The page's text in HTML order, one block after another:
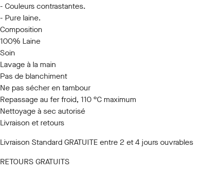
- Couleurs contrastantes.
- Pure laine.
Composition
100% Laine
Soin
Lavage à la main
Pas de blanchiment
Ne pas sécher en tambour
Repassage au fer froid, 110 °C maximum
Nettoyage à sec autorisé
Livraison et retours
Livraison Standard GRATUITE entre 2 et 4 jours ouvrables
RETOURS GRATUITS